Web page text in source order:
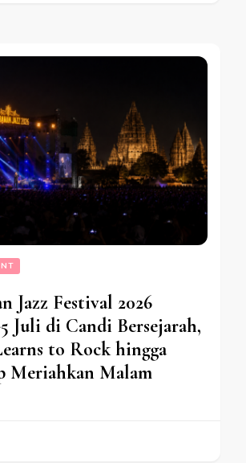
Jazz Festival 2026
Juli di Candi Bersejarah,
to Rock hingga
Meriahkan Malam